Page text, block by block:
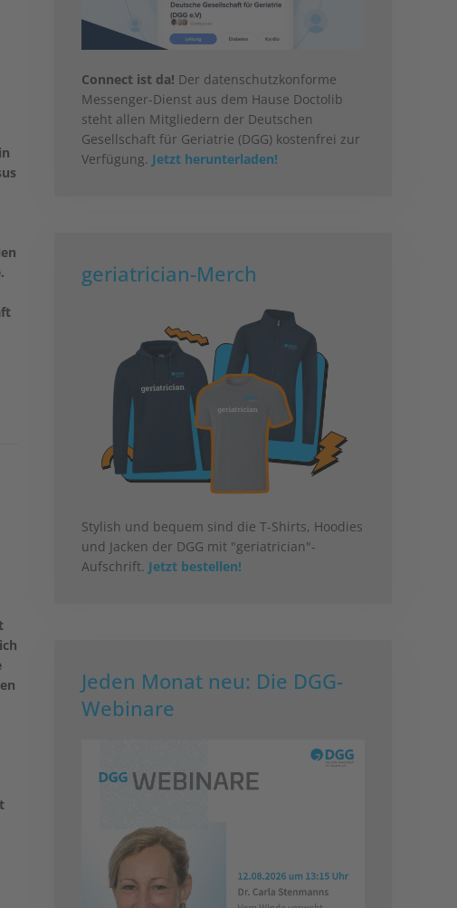
Connect ist da! Der datenschutzkonforme
Messenger-Dienst aus dem Hause Doctolib
steht allen Mitgliedern der Deutschen
Gesellschaft für Geriatrie (DGG) kostenfrei zur
Verfügung. Jetzt herunterladen!
geriatrician-Merch
Stylish und bequem sind die T-Shirts, Hoodies
und Jacken der DGG mit "geriatrician"-
Aufschrift. Jetzt bestellen!
Jeden Monat neu: Die DGG-
Webinare